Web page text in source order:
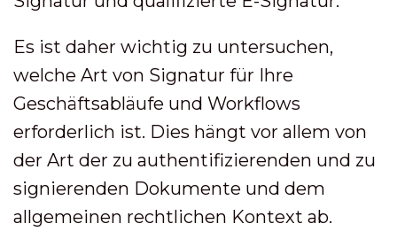
Es ist daher wichtig zu untersuchen,
welche Art von Signatur für Ihre
Geschäftsabläufe und Workflows
erforderlich ist. Dies hängt vor allem von
der Art der zu authentifizierenden und zu
signierenden Dokumente und dem
allgemeinen rechtlichen Kontext ab.